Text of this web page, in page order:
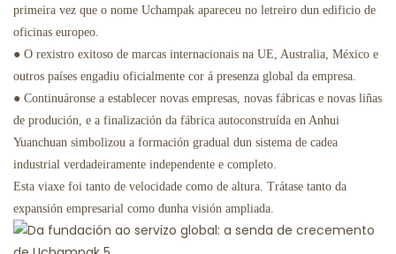
primeira vez que o nome Uchampak apareceu no letreiro dun edificio de
oficinas europeo.
● O rexistro exitoso de marcas internacionais na UE, Australia, México e
outros países engadiu oficialmente cor á presenza global da empresa.
● Continuáronse a establecer novas empresas, novas fábricas e novas liñas
de produción, e a finalización da fábrica autoconstruída en Anhui
Yuanchuan simbolizou a formación gradual dun sistema de cadea
industrial verdadeiramente independente e completo.
Esta viaxe foi tanto de velocidade como de altura. Trátase tanto da
expansión empresarial como dunha visión ampliada.